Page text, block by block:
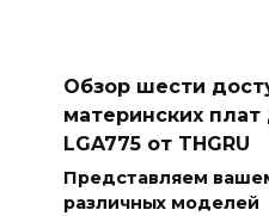
Обзор шести
материнских плат
LGA775 от THGRU
Представляем
различных моделей